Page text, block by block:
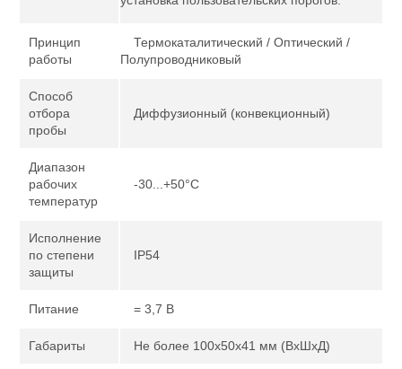
Принцип
работы
Термокаталитический / Оптический /
Полупроводниковый
Способ
отбора
пробы
Диффузионный (конвекционный)
Диапазон
рабочих
температур
-30...+50°С
Исполнение
по степени
защиты
IP54
Питание = 3,7 В
Габариты Не более 100х50х41 мм (ВхШхД)